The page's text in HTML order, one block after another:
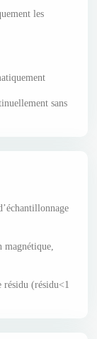
les
sans
magnétique,
résidu (résidu<1